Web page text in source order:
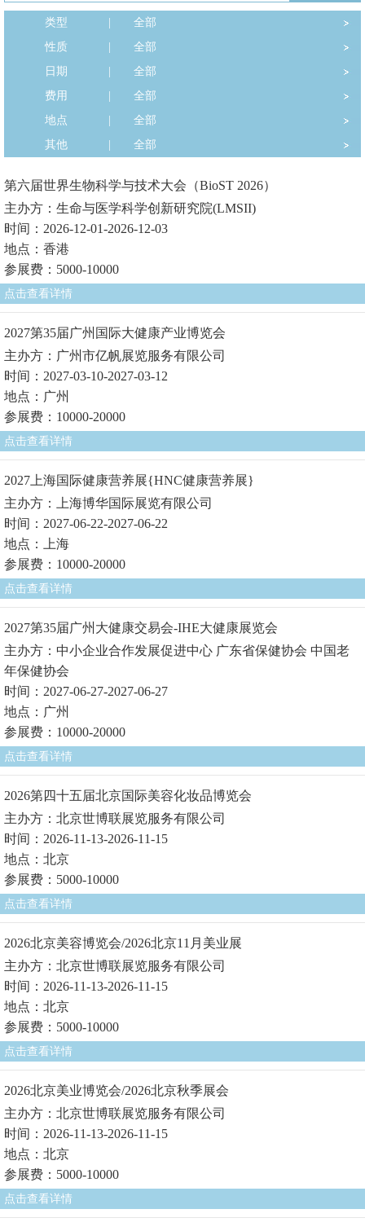
类型
全部
性质
全部
日期
全部
费用
全部
地点
全部
其他
全部
第六届世界生物科学与技术大会（BioST 2026）
主办方：生命与医学科学创新研究院(LMSII)
时间：2026-12-01-2026-12-03
地点：香港
参展费：5000-10000
点击查看详情
2027第35届广州国际大健康产业博览会
主办方：广州市亿帆展览服务有限公司
时间：2027-03-10-2027-03-12
地点：广州
参展费：10000-20000
点击查看详情
2027上海国际健康营养展{HNC健康营养展}
主办方：上海博华国际展览有限公司
时间：2027-06-22-2027-06-22
地点：上海
参展费：10000-20000
点击查看详情
2027第35届广州大健康交易会-IHE大健康展览会
主办方：中小企业合作发展促进中心 广东省保健协会 中国老
年保健协会
时间：2027-06-27-2027-06-27
地点：广州
参展费：10000-20000
点击查看详情
2026第四十五届北京国际美容化妆品博览会
主办方：北京世博联展览服务有限公司
时间：2026-11-13-2026-11-15
地点：北京
参展费：5000-10000
点击查看详情
2026北京美容博览会/2026北京11月美业展
主办方：北京世博联展览服务有限公司
时间：2026-11-13-2026-11-15
地点：北京
参展费：5000-10000
点击查看详情
2026北京美业博览会/2026北京秋季展会
主办方：北京世博联展览服务有限公司
时间：2026-11-13-2026-11-15
地点：北京
参展费：5000-10000
点击查看详情